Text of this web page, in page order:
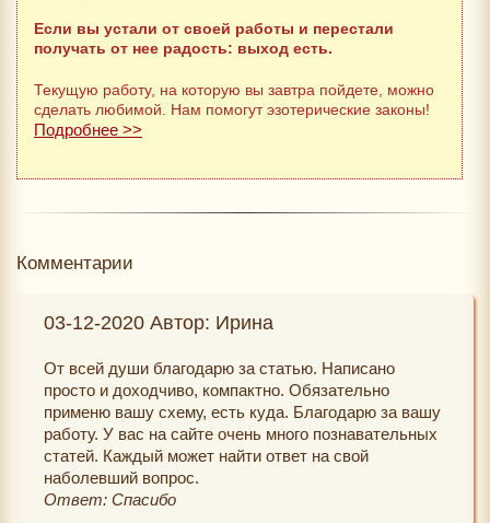
Если вы устали от своей работы и перестали
получать от нее радость: выход есть.
Текущую работу, на которую вы завтра пойдете, можно
сделать любимой. Нам помогут эзотерические законы!
Подробнее >>
Комментарии
03-12-2020 Автор: Ирина
От всей души благодарю за статью. Написано
просто и доходчиво, компактно. Обязательно
применю вашу схему, есть куда. Благодарю за вашу
работу. У вас на сайте очень много познавательных
статей. Каждый может найти ответ на свой
наболевший вопрос.
Ответ: Спасибо